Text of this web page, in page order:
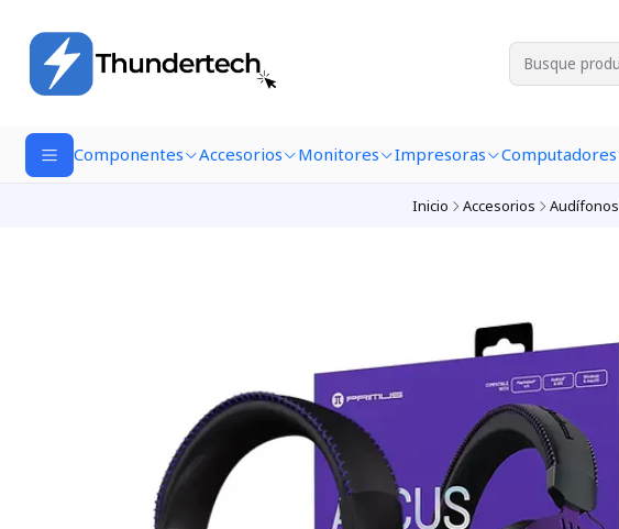
Componentes Accesorios Monitores Impresoras Computadores
Inicio Accesorios Audífonos